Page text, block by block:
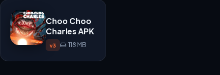
Choo Choo
Charles APK
v3 118 MB